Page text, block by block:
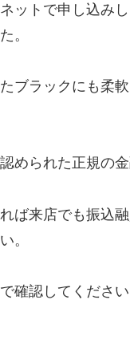
ットで申し込み
。
ブラックにも柔
められた正規の
ば来店でも振込
。
確認してください